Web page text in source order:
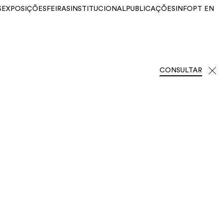
EXPOSIÇÕES FEIRAS INSTITUCIONAL PUBLICAÇÕES INFO PT EN
CONSULTAR